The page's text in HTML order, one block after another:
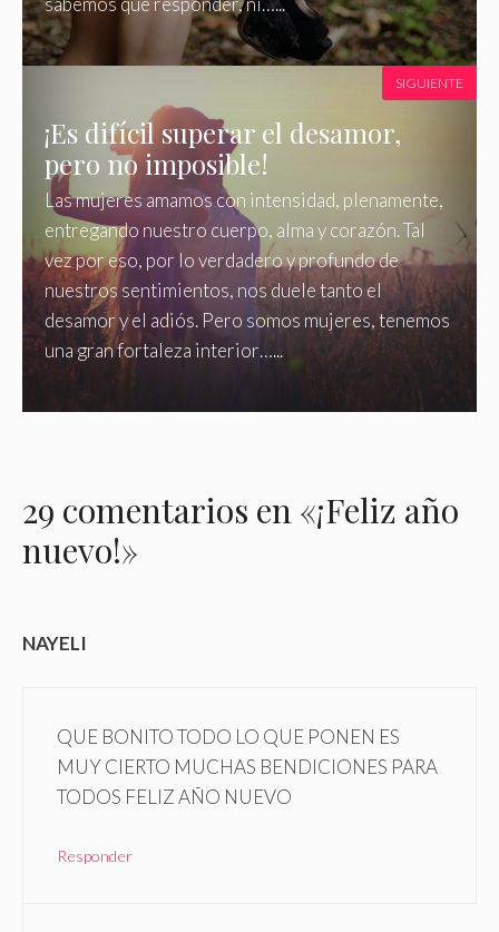
¡Es difícil superar el desamor,
pero no imposible!
Las mujeres amamos con intensidad, plenamente,
entregando nuestro cuerpo, alma y corazón. Tal
vez por eso, por lo verdadero y profundo de
nuestros sentimientos, nos duele tanto el
desamor y el adiós. Pero somos mujeres, tenemos
una gran fortaleza interior…...
SIGUIENTE
29 comentarios en «¡Feliz año
nuevo!»
NAYELI
QUE BONITO TODO LO QUE PONEN ES
MUY CIERTO MUCHAS BENDICIONES PARA
TODOS FELIZ AÑO NUEVO
Responder